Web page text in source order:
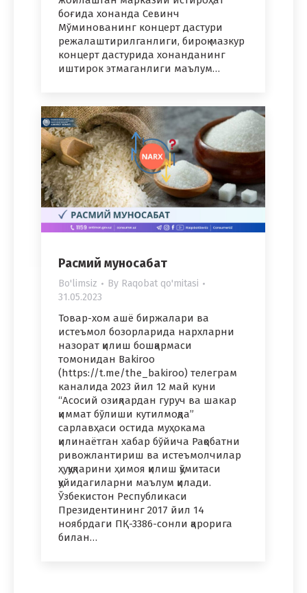
боғида хонанда Севинч
Мўминованинг концерт дастури
режалаштирилганлиги, бироқ мазкур
концерт дастурида хонанданинг
иштирок этмаганлиги маълум…
Расмий муносабат
Bo'limsiz By Raqobat qo'mitasi
31.05.2023
Товар-хом ашё биржалари ва
истеъмол бозорларида нархларни
назорат қилиш бошқармаси
томонидан Bakiroo
(https://t.me/the_bakiroo) телеграм
каналида 2023 йил 12 май куни
“Асосий озиқлардан гуруч ва шакар
қиммат бўлиши кутилмоқда”
сарлавҳаси остида муҳокама
қилинаётган хабар бўйича Рақобатни
ривожлантириш ва истеъмолчилар
ҳуқуқларини ҳимоя қилиш қўмитаси
қуйидагиларни маълум қилади.
Ўзбекистон Республикаси
Президентининг 2017 йил 14
ноябрдаги ПҚ-3386-сонли қарорига
билан…